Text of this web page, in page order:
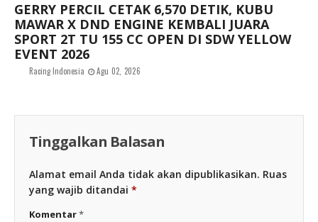
GERRY PERCIL CETAK 6,570 DETIK, KUBU
MAWAR X DND ENGINE KEMBALI JUARA
SPORT 2T TU 155 CC OPEN DI SDW YELLOW
EVENT 2026
Racing Indonesia Agu 02, 2026
Tinggalkan Balasan
Alamat email Anda tidak akan dipublikasikan. Ruas
yang wajib ditandai *
Komentar*